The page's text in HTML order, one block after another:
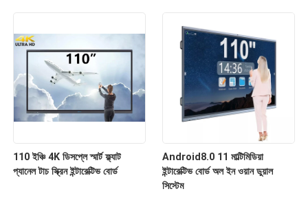
110 ইঞ্চি 4K ডিসপ্লে স্মার্ট ফ্ল্যাট
প্যানেল টাচ স্ক্রিন ইন্টারেক্টিভ বোর্ড
Android8.0 11 মাল্টিমিডিয়া
ইন্টারেক্টিভ বোর্ড অল ইন ওয়ান ডুয়াল
সিস্টেম